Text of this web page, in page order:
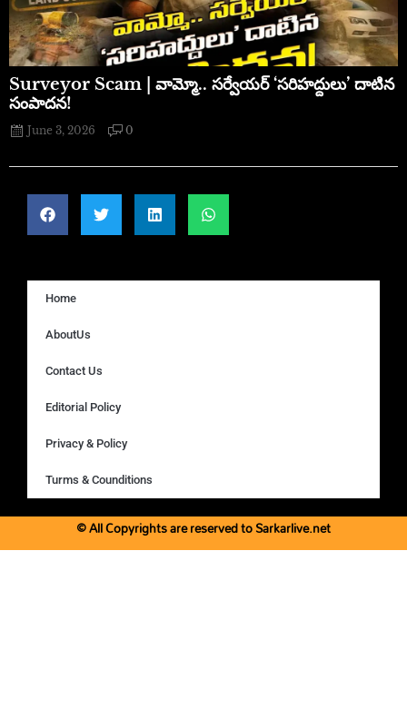
​Surveyor Scam | వామ్మో.. సర్వేయర్ ‘సరిహద్దులు’ దాటిన
సంపాదన!
June 3, 2026 0
Home
AboutUs
Contact Us
Editorial Policy
Privacy & Policy
Turms & Counditions
© All Copyrights are reserved to Sarkarlive.net